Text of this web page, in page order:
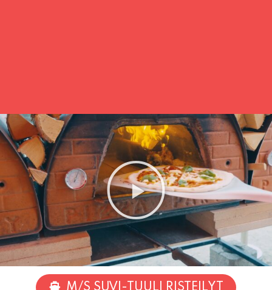
M/S SUVI-TUULI RISTEILYT
PÄÄSYLIPUT